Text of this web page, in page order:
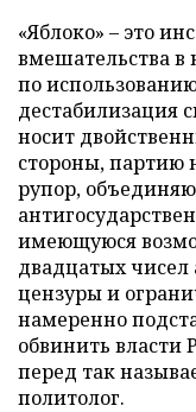
«Яблоко» – это
вмешательства
по
дестабилизация
носит
стороны, партию
рупор,
имеющуюся
двадцатых чисел
цензуры и
намеренно
обвинить власти
перед так
политолог.